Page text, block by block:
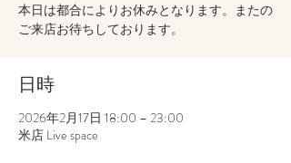
本日は都合によりお休みとなります。またの
ご来店お待ちしております。
日時
2026年2月17日 18:00 – 23:00
米店 Live space